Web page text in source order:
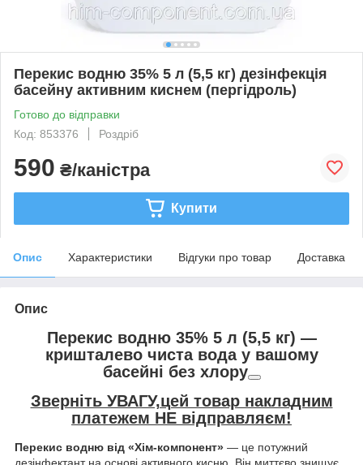
Перекис водню 35% 5 л (5,5 кг) дезінфекція
басейну активним киснем (пергідроль)
Готово до відправки
Код: 853376
Роздріб
590 ₴/каністра
Купити
Опис Характеристики Відгуки про товар Доставка
Опис
Перекис водню 35% 5 л (5,5 кг) —
кришталево чиста вода у вашому
басейні без хлору
Зверніть УВАГУ,цей товар накладним
платежем НЕ відправляєм!
Перекис водню від «Хім-компонент» — це потужний